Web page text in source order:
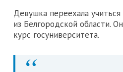
Девушка переехала
из Белгородской области.
курс госуниверситета.